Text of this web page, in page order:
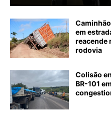
em
reacende
rodovia
Colisão
BR-101